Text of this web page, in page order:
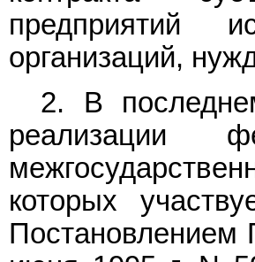
предприятий
организаций,
2. В
реализации
которых
Постановлением